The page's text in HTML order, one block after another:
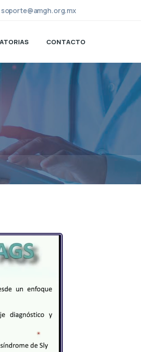
soporte@amgh.org.mx
CONTACTO